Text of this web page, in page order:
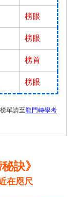
榜眼
榜眼
榜首
榜眼
單請至龍門轉學考
訣》
在咫尺